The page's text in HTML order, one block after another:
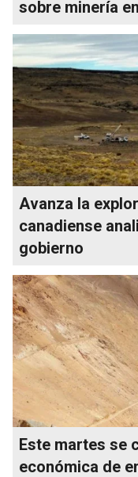
sobre minería
Avanza la
canadiense
gobierno
Este martes se
económica de